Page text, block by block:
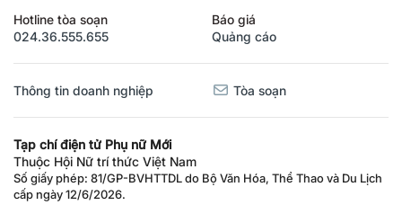
Hotline tòa soạn
024.36.555.655
Báo giá
Quảng cáo
Thông tin doanh nghiệp Tòa soạn
Tạp chí điện tử Phụ nữ Mới
Thuộc Hội Nữ trí thức Việt Nam
Số giấy phép: 81/GP-BVHTTDL do Bộ Văn Hóa, Thể Thao và Du Lịch
cấp ngày 12/6/2026.